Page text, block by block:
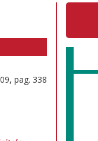
pag. 338